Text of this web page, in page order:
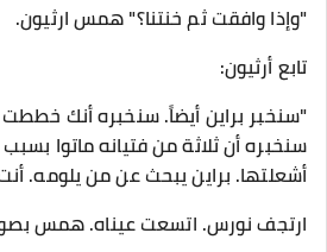
"وإذا وافقت ثم خنتنا؟" همس ارثيون.
تابع أرثيون:
"سنخبر براين أيضاً. سنخبره أنك خططت
سنخبره أن ثلاثة من فتيانه ماتوا
أشعلتها. براين يبحث عن من يلومه.
ارتجف نورس. اتسعت عيناه. همس